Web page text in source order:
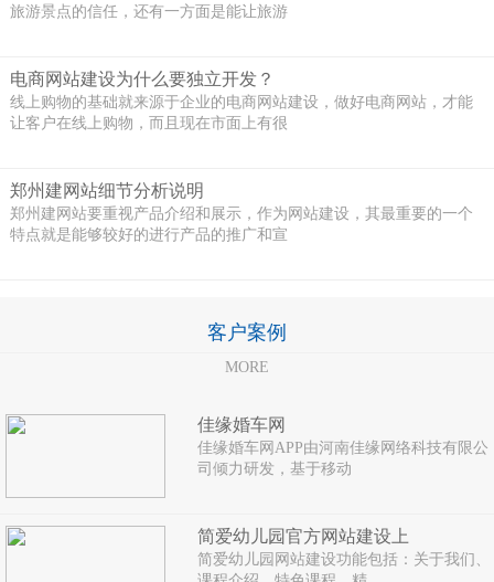
旅游景点的信任，还有一方面是能让旅游
电商网站建设为什么要独立开发？
线上购物的基础就来源于企业的电商网站建设，做好电商网站，才能
让客户在线上购物，而且现在市面上有很
郑州建网站细节分析说明
郑州建网站要重视产品介绍和展示，作为网站建设，其最重要的一个
特点就是能够较好的进行产品的推广和宣
客户案例
MORE
佳缘婚车网
佳缘婚车网APP由河南佳缘网络科技有限公
司倾力研发，基于移动
简爱幼儿园官方网站建设上
简爱幼儿园网站建设功能包括：关于我们、